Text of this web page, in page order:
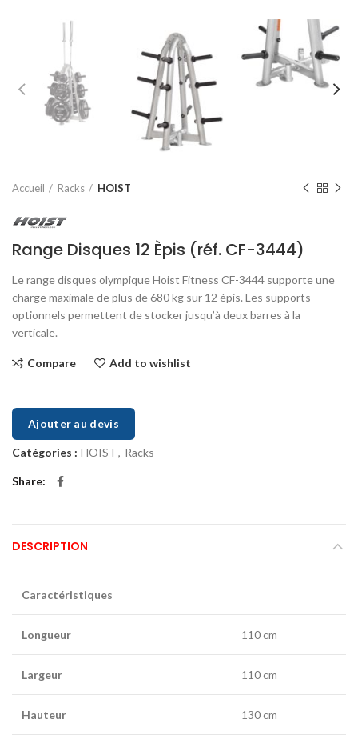
Accueil Racks HOIST
Range Disques 12 Èpis (réf. CF-3444)
Le range disques olympique Hoist Fitness CF-3444 supporte une
charge maximale de plus de 680 kg sur 12 épis. Les supports
optionnels permettent de stocker jusqu’à deux barres à la
verticale.
Compare Add to wishlist
Ajouter au devis
Catégories : HOIST, Racks
Share
DESCRIPTION
Caractéristiques
Longueur 110 cm
Largeur 110 cm
Hauteur 130 cm